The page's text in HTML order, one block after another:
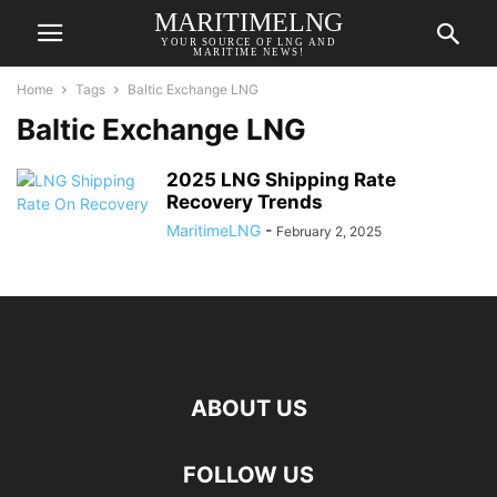
MARITIMELNG
YOUR SOURCE OF LNG AND
MARITIME NEWS!
Home Tags Baltic Exchange LNG
Baltic Exchange LNG
2025 LNG Shipping Rate
Recovery Trends
MaritimeLNG - February 2, 2025
ABOUT US
FOLLOW US